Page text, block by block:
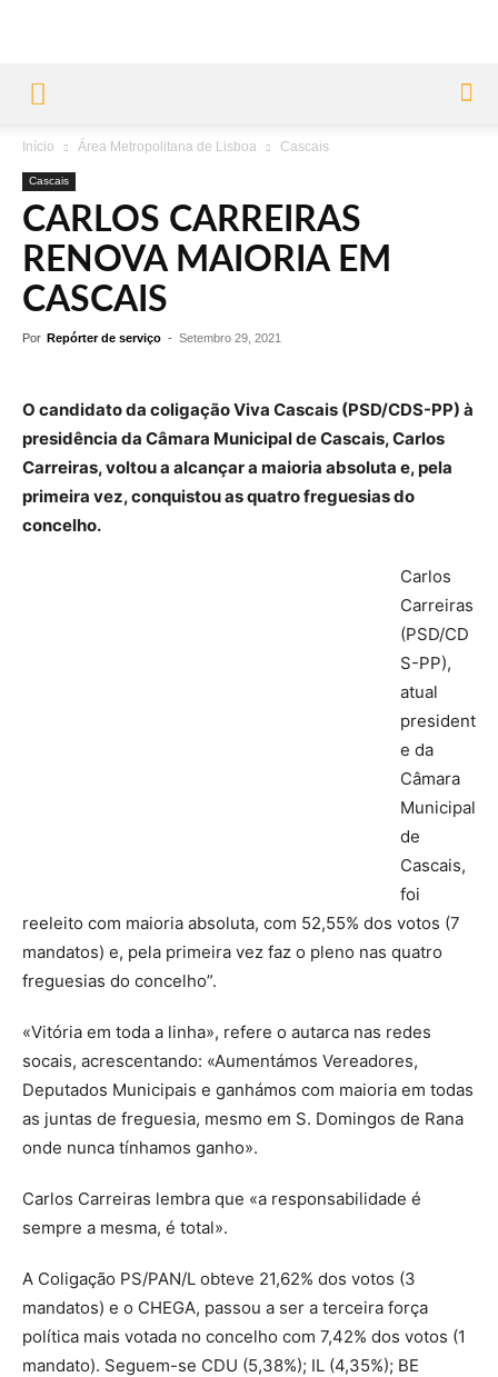
Início Área Metropolitana de Lisboa Cascais
Cascais
CARLOS CARREIRAS
RENOVA MAIORIA EM
CASCAIS
Por Repórter de serviço - Setembro 29, 2021
O candidato da coligação Viva Cascais (PSD/CDS-PP) à
presidência da Câmara Municipal de Cascais, Carlos
Carreiras, voltou a alcançar a maioria absoluta e, pela
primeira vez, conquistou as quatro freguesias do
concelho.
Carlos
Carreiras
(PSD/CD
S-PP),
atual
president
e da
Câmara
Municipal
de
Cascais,
foi
reeleito com maioria absoluta, com 52,55% dos votos (7
mandatos) e, pela primeira vez faz o pleno nas quatro
freguesias do concelho”.
«Vitória em toda a linha», refere o autarca nas redes
socais, acrescentando: «Aumentámos Vereadores,
Deputados Municipais e ganhámos com maioria em todas
as juntas de freguesia, mesmo em S. Domingos de Rana
onde nunca tínhamos ganho».
Carlos Carreiras lembra que «a responsabilidade é
sempre a mesma, é total».
A Coligação PS/PAN/L obteve 21,62% dos votos (3
mandatos) e o CHEGA, passou a ser a terceira força
política mais votada no concelho com 7,42% dos votos (1
mandato). Seguem-se CDU (5,38%); IL (4,35%); BE